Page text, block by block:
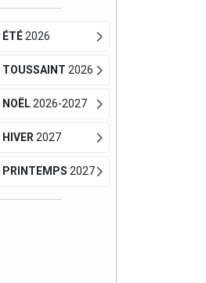
ÉTÉ2026
TOUSSAINT 2026
NOËL2026-2027
HIVER 2027
PRINTEMPS 2027